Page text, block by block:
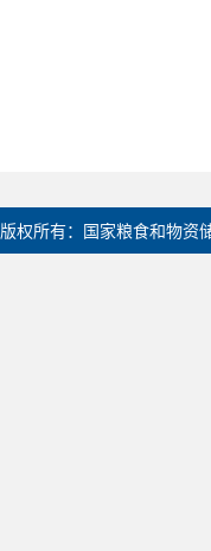
版权所有：国家粮食和物资